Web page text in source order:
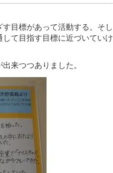
目標があって活動する。そし
て目指す目標に近づいていけ
来つつありました。